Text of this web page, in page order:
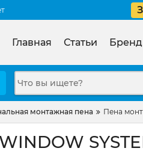
Главная Статьи
монтажная пена Пена